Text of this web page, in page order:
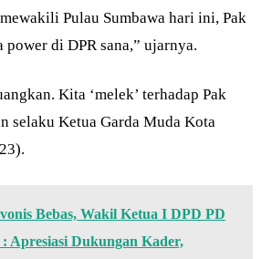
Pulau Sumbawa hari ini, Pak
power di DPR sana,” ujarnya.
Kita ‘melek’ terhadap Pak
selaku Ketua Garda Muda Kota
Bebas, Wakil Ketua I DPD PD
Apresiasi Dukungan Kader,